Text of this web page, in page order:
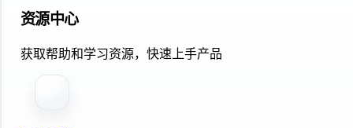
资源中心
获取帮助和学习资源，快速上手产品